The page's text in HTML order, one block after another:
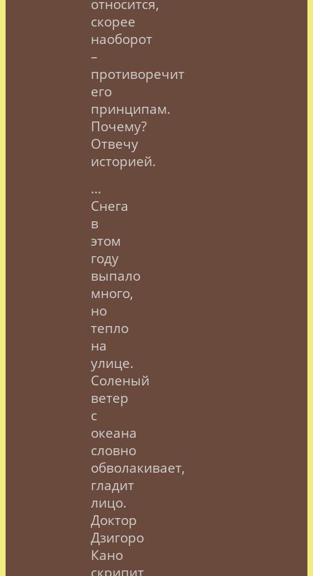
относится,
скорее
наоборот
–
противоречит
его
принципам.
Почему?
Отвечу
историей.
…
Снега
в
этом
году
выпало
много,
но
тепло
на
улице.
Соленый
ветер
с
океана
словно
обволакивает,
гладит
лицо.
Доктор
Дзигоро
Кано
скрипит